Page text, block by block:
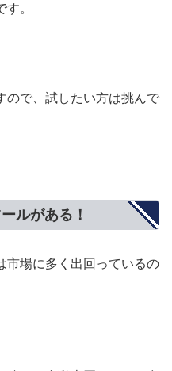
。
ので、試したい方は挑んで
ルがある！
市場に多く出回っているの